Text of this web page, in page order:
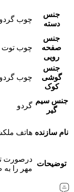
جنس
دسته
چوب گردو
جنس
صفحه
رویی
چوب توت
جنس
گوشی
کوک
چوب گردو
جنس سیم
گیر
گردو
نام سازنده هاتف
توضیحات
درصورت
مهر را